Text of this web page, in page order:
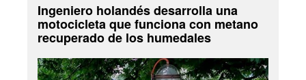
Ingeniero holandés desarrolla una
motocicleta que funciona con metano
recuperado de los humedales